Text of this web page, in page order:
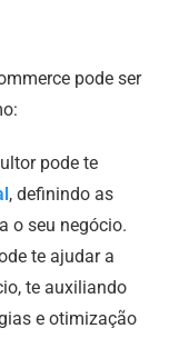
pode ser
pode te
, definindo as
o seu negócio.
te ajudar a
te auxiliando
e otimização